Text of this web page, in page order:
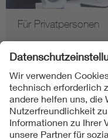
Für Privatpersonen